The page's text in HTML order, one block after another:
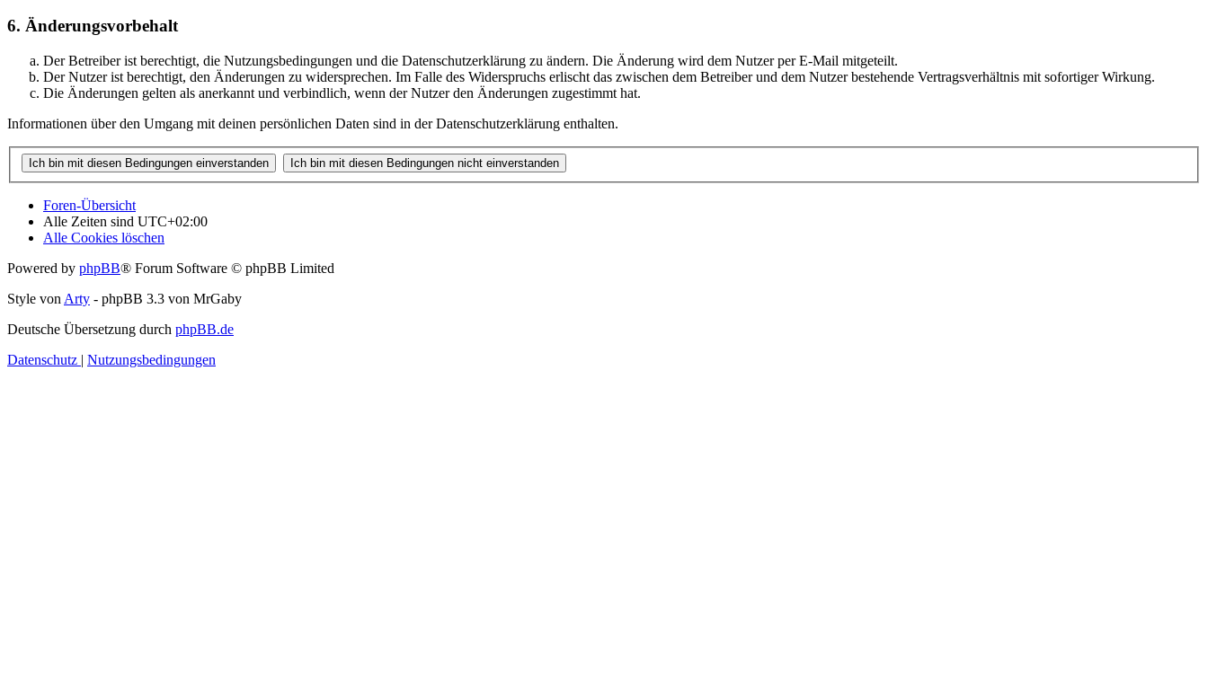
6. Änderungsvorbehalt
Der Betreiber ist berechtigt, die Nutzungsbedingungen und die Datenschutzerklärung zu ändern. Die Änderung wird dem Nutzer per E-Mail mitgeteilt.
Der Nutzer ist berechtigt, den Änderungen zu widersprechen. Im Falle des Widerspruchs erlischt das zwischen dem Betreiber und dem Nutzer bestehende Vertragsverhältnis mit sofortiger Wirkung.
Die Änderungen gelten als anerkannt und verbindlich, wenn der Nutzer den Änderungen zugestimmt hat.
Informationen über den Umgang mit deinen persönlichen Daten sind in der Datenschutzerklärung enthalten.
Foren-Übersicht
Alle Zeiten sind UTC+02:00
Alle Cookies löschen
Powered by phpBB® Forum Software © phpBB Limited
Style von Arty - phpBB 3.3 von MrGaby
Deutsche Übersetzung durch phpBB.de
Datenschutz | Nutzungsbedingungen